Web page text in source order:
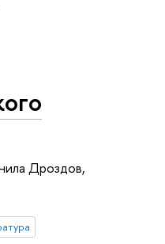
Дроздов,